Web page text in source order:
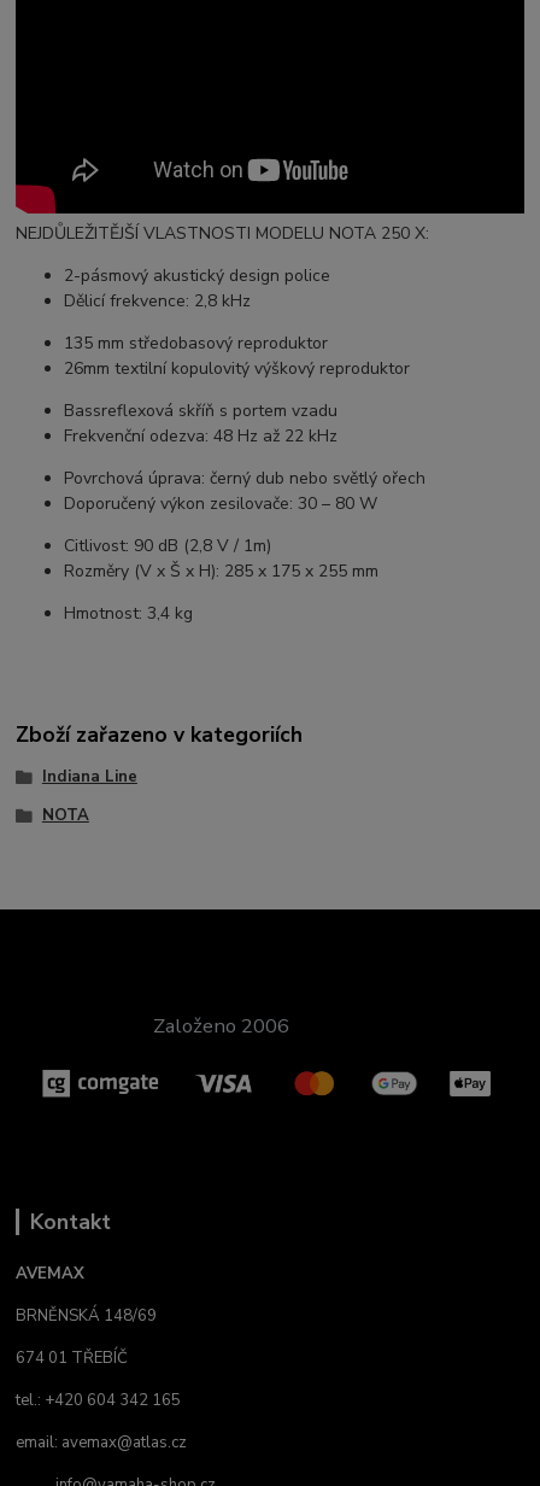
NEJDŮLEŽITĚJŠÍ VLASTNOSTI MODELU NOTA 250 X:
2-pásmový akustický design police
Dělicí frekvence: 2,8 kHz
135 mm středobasový reproduktor
26mm textilní kopulovitý výškový reproduktor
Bassreflexová skříň s portem vzadu
Frekvenční odezva: 48 Hz až 22 kHz
Povrchová úprava: černý dub nebo světlý ořech
Doporučený výkon zesilovače: 30 – 80 W
Citlivost: 90 dB (2,8 V / 1m)
Rozměry (V x Š x H): 285 x 175 x 255 mm
Hmotnost: 3,4 kg
Zboží zařazeno v kategoriích
Indiana Line
NOTA
Založeno 2006
Kontakt
AVEMAX
BRNĚNSKÁ 148/69
674 01 TŘEBÍČ
tel.: +420 604 342 165
email: avemax@atlas.cz